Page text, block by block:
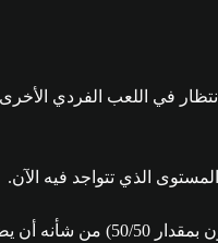
في اللعب الفردي
الذي تتواجد فيه الآن.
وتظهر الحسابات التقريبية والأولية أن خفض عدد اللاعبين بنسبة 50% من خلال تقسيم اللاعبين الفرديين